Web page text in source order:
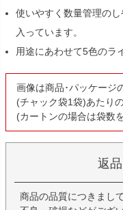
使いやすく数量管理の
入っています。
用途にあわせて5色のラ
画像は商品･パッケージ
(チャック袋1袋)あたり
(カートンの場合は袋数
返
商品の品質につきまし